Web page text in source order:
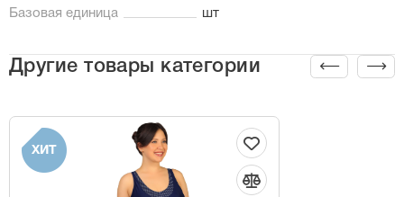
Базовая единица шт
Другие товары категории
ХИТ